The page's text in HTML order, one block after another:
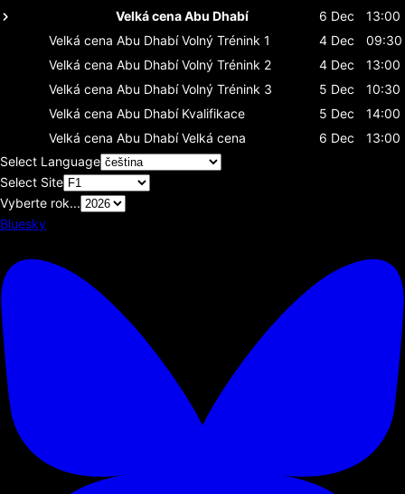
Velká cena Abu Dhabí
6 Dec
13:00
Velká cena Abu Dhabí Volný Trénink 1 4 Dec
09:30
Velká cena Abu Dhabí Volný Trénink 2 4 Dec
13:00
Velká cena Abu Dhabí Volný Trénink 3 5 Dec
10:30
Velká cena Abu Dhabí Kvalifikace 5 Dec
14:00
Velká cena Abu Dhabí Velká cena 6 Dec
13:00
Select Language
Select Site
Vyberte rok...
Bluesky